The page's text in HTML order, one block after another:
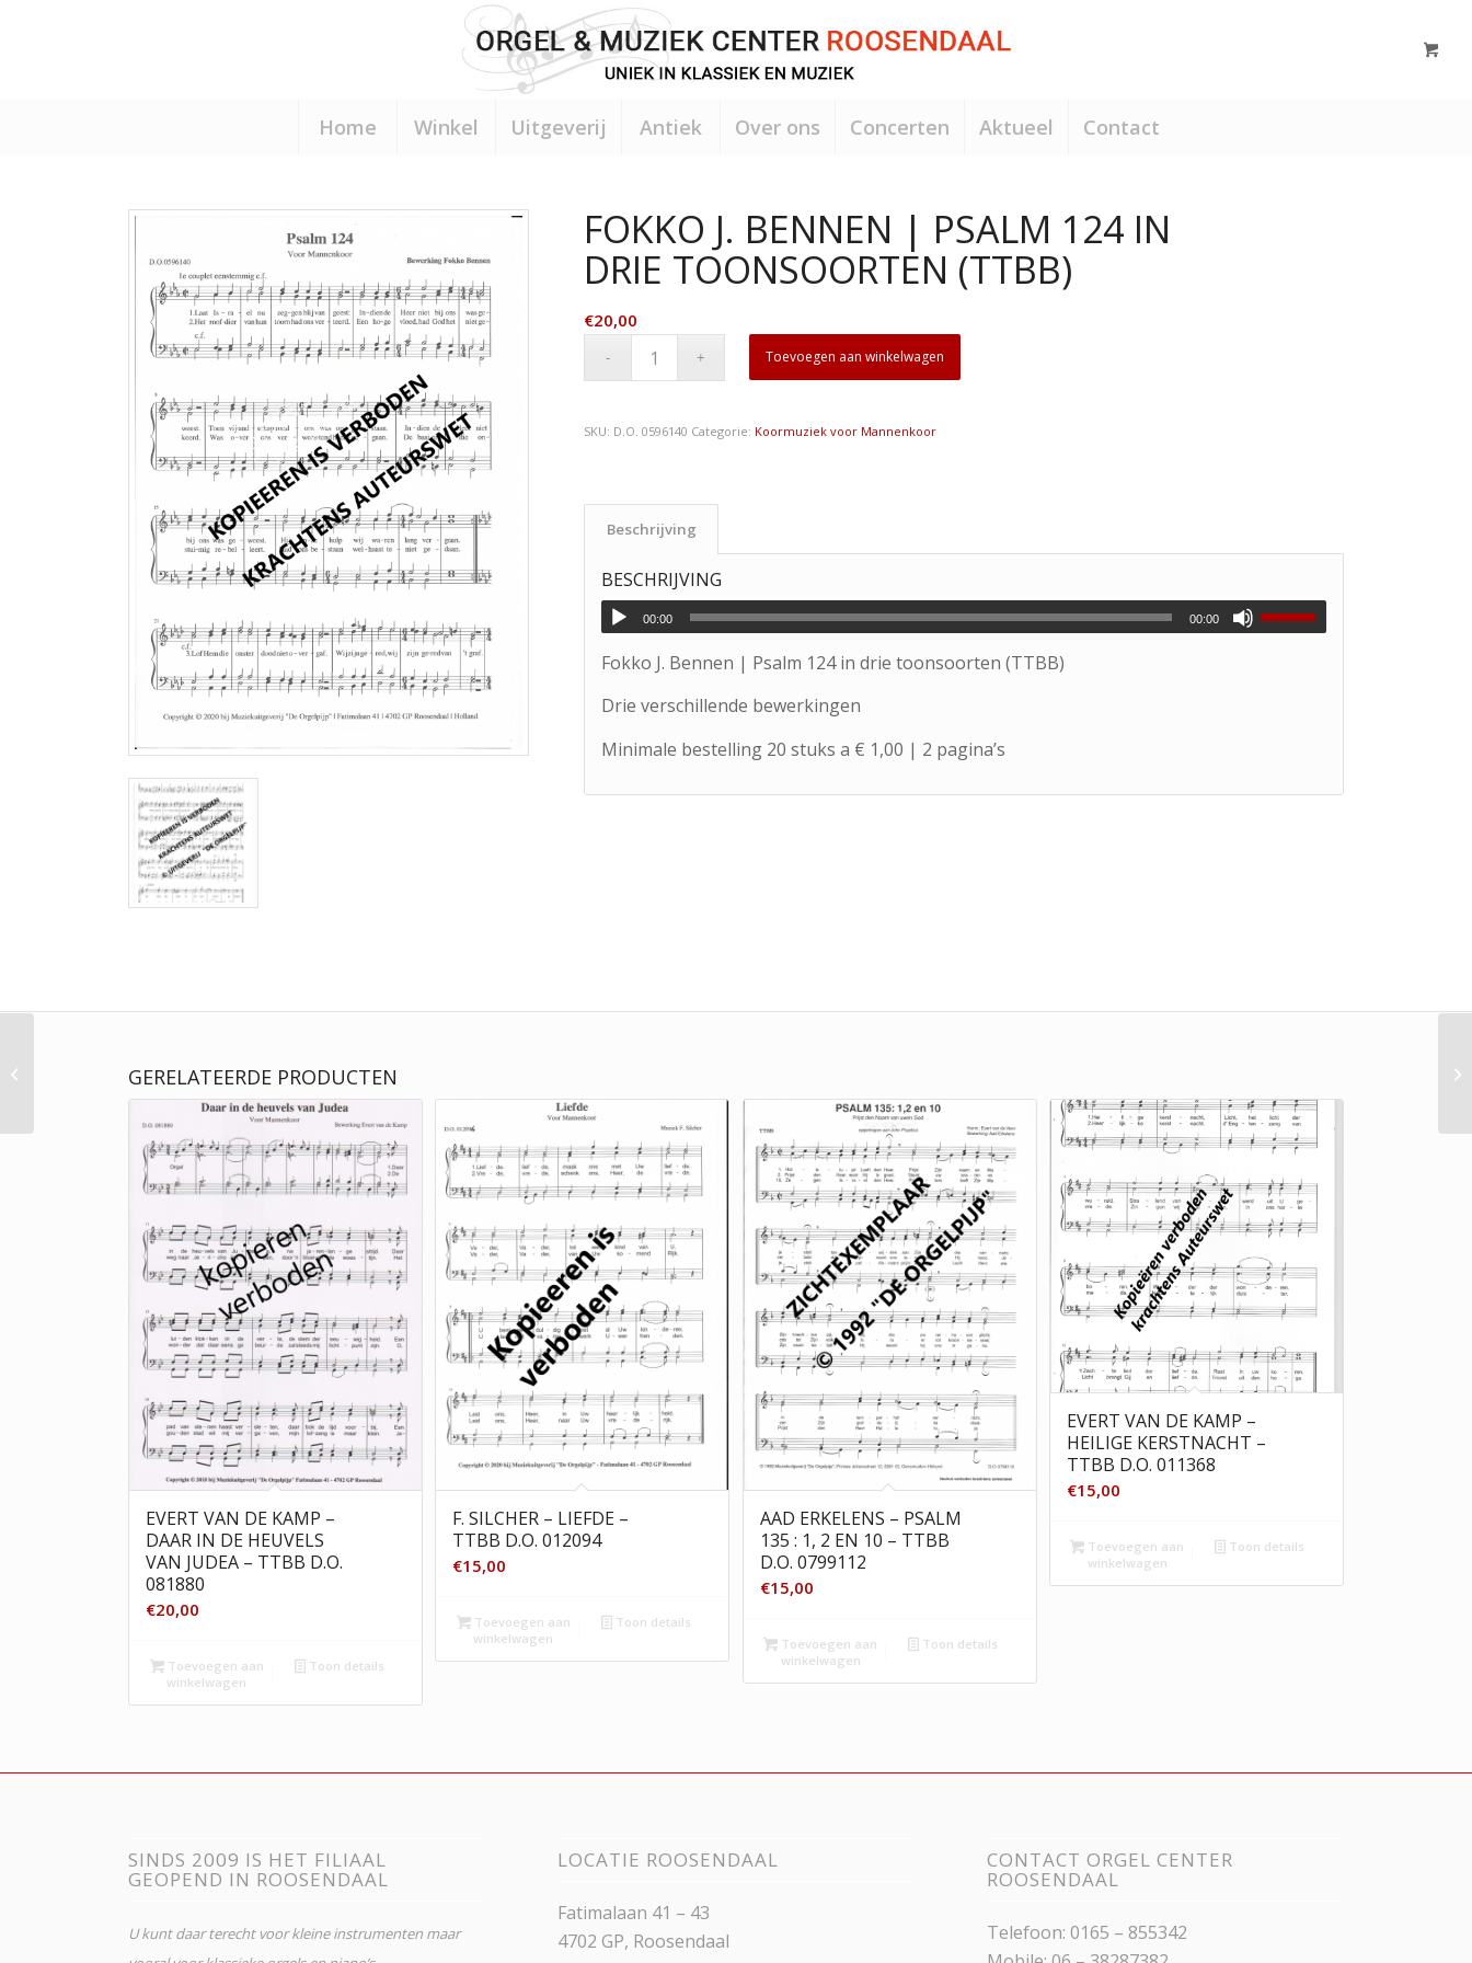
Home Winkel Uitgeverij Antiek Over ons Concerten Aktueel Contact
FOKKO J. BENNEN | PSALM 124 IN
DRIE TOONSOORTEN (TTBB)
€20,00
Toevoegen aan winkelwagen
SKU: D.O. 0596140 Categorie: Koormuziek voor Mannenkoor
Beschrijving
BESCHRIJVING
00:00 00:00
Fokko J. Bennen | Psalm 124 in drie toonsoorten (TTBB)
Drie verschillende bewerkingen
Minimale bestelling 20 stuks a € 1,00 | 2 pagina’s
GERELATEERDE PRODUCTEN
EVERT VAN DE KAMP –
DAAR IN DE HEUVELS
VAN JUDEA – TTBB D.O.
081880
€20,00
Toevoegen aan
winkelwagen
Toon details
F. SILCHER – LIEFDE –
TTBB D.O. 012094
€15,00
Toevoegen aan
winkelwagen
Toon details
AAD ERKELENS – PSALM
135 : 1, 2 EN 10 – TTBB
D.O. 0799112
€15,00
Toevoegen aan
winkelwagen
Toon details
EVERT VAN DE KAMP –
HEILIGE KERSTNACHT –
TTBB D.O. 011368
€15,00
Toevoegen aan
winkelwagen
Toon details
SINDS 2009 IS HET FILIAAL
GEOPEND IN ROOSENDAAL
U kunt daar terecht voor kleine instrumenten maar
LOCATIE ROOSENDAAL
Fatimalaan 41 – 43
4702 GP, Roosendaal
CONTACT ORGEL CENTER
ROOSENDAAL
Telefoon: 0165 – 855342
blinkt g’,o morgenster